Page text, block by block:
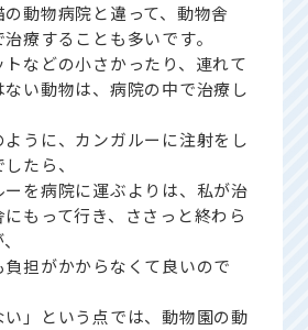
動物病院と違って、動物舎
治療することも多いです。
などの小さかったり、連れて
ない動物は、病院の中で治療し
うに、カンガルーに注射をし
たら、
を病院に運ぶよりは、私が治
もって行き、ささっと終わら
担がかからなくて良いので
い」という点では、動物園の動